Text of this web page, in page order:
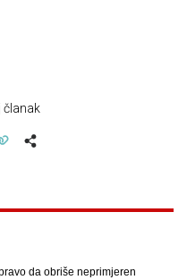
članak
da obriše neprimjeren